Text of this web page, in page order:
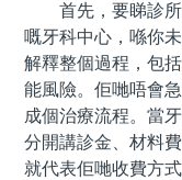
首先，要睇診所
嘅牙科中心，喺你
解釋整個過程，包
能風險。佢哋唔會
成個治療流程。當
分開講診金、材料
就代表佢哋收費方